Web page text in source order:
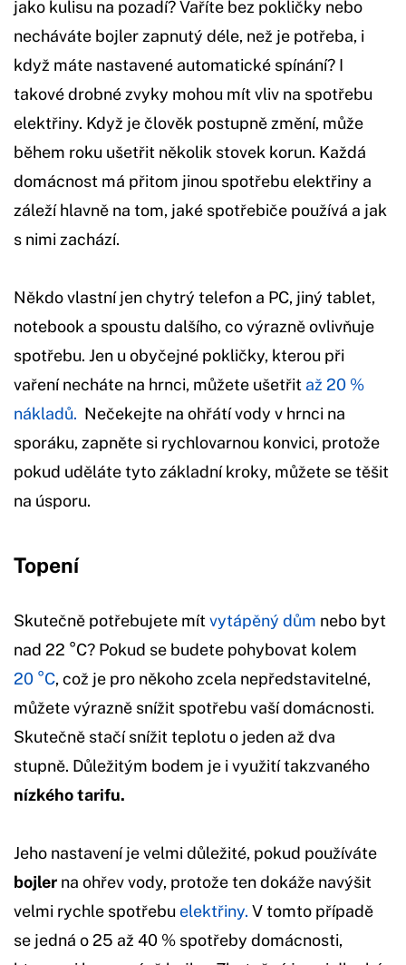
jako kulisu na pozadí? Vaříte bez pokličky nebo
necháváte bojler zapnutý déle, než je potřeba, i
když máte nastavené automatické spínání? I
takové drobné zvyky mohou mít vliv na spotřebu
elektřiny. Když je člověk postupně změní, může
během roku ušetřit několik stovek korun. Každá
domácnost má přitom jinou spotřebu elektřiny a
záleží hlavně na tom, jaké spotřebiče používá a jak
s nimi zachází.
Někdo vlastní jen chytrý telefon a PC, jiný tablet,
notebook a spoustu dalšího, co výrazně ovlivňuje
spotřebu. Jen u obyčejné pokličky, kterou při
vaření necháte na hrnci, můžete ušetřit až 20 %
nákladů. Nečekejte na ohřátí vody v hrnci na
sporáku, zapněte si rychlovarnou konvici, protože
pokud uděláte tyto základní kroky, můžete se těšit
na úsporu.
Topení
Skutečně potřebujete mítvytápěný dům nebo byt
nad 22 °C? Pokud se budete pohybovat kolem
20 °C, což je pro někoho zcela nepředstavitelné,
můžete výrazně snížit spotřebu vaší domácnosti.
Skutečně stačí snížit teplotu o jeden až dva
stupně. Důležitým bodem je i využití takzvaného
nízkého tarifu.
Jeho nastavení je velmi důležité, pokud používáte
bojler na ohřev vody, protože ten dokáže navýšit
velmi rychle spotřebu elektřiny. V tomto případě
se jedná o 25 až 40 % spotřeby domácnosti,